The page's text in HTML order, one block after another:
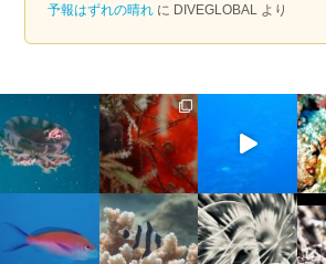
予報はずれの晴れ に DIVEGLOBAL より